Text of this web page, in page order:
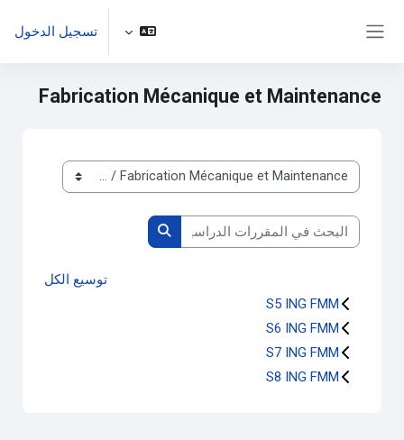
تسجيل الدخول
Fabrication Mécanique et Maintenance
تصنيفات المقررات
البحث في المقررات الدراسية
البحث في المقررات الدراسية
توسيع الكل
S5 ING FMM
S6 ING FMM
S7 ING FMM
S8 ING FMM